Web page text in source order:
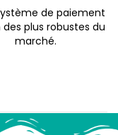
de paiement
plus robustes du
marché.